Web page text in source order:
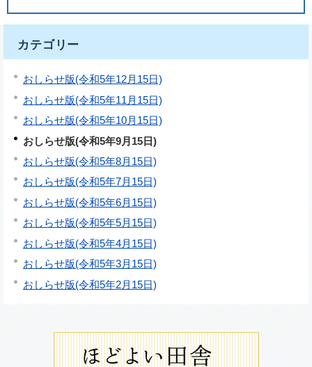
カテゴリー
おしらせ版(令和5年12月15日)
おしらせ版(令和5年11月15日)
おしらせ版(令和5年10月15日)
おしらせ版(令和5年9月15日)
おしらせ版(令和5年8月15日)
おしらせ版(令和5年7月15日)
おしらせ版(令和5年6月15日)
おしらせ版(令和5年5月15日)
おしらせ版(令和5年4月15日)
おしらせ版(令和5年3月15日)
おしらせ版(令和5年2月15日)